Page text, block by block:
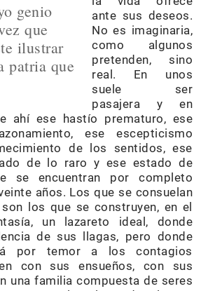
genio
que
ilustrar
patria que
ante sus deseos.
No es imaginaria,
como algunos
pretenden, sino
real. En unos
suele ser
pasajera y en
ahí ese hastío prematuro, ese
ese escepticismo
de los sentidos, ese
de lo raro y ese estado de
se encuentran por completo
años. Los que se consuelan
los que se construyen, en el
un lazareto ideal, donde
de sus llagas, pero donde
por temor a los contagios
con sus ensueños, con sus
una familia compuesta de seres